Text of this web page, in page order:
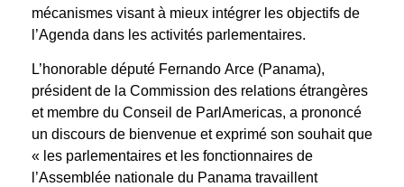
mécanismes visant à mieux intégrer les objectifs de
l’Agenda dans les activités parlementaires.
L’honorable député Fernando Arce (Panama),
président de la Commission des relations étrangères
et membre du Conseil de ParlAmericas, a prononcé
un discours de bienvenue et exprimé son souhait que
« les parlementaires et les fonctionnaires de
l’Assemblée nationale du Panama travaillent